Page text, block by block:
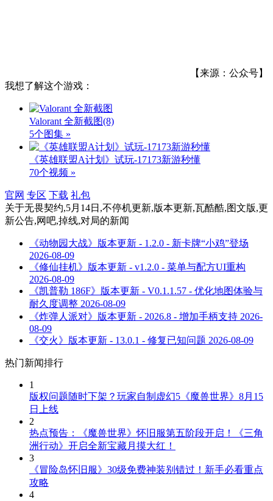
【来源：公众号】
我想了解这个游戏：
Valorant 全新截图(8)
5个图集 »
《英雄联盟A计划》试玩-17173新游秒懂
70个视频 »
官网 专区 下载 礼包
关于无畏契约,5月14日,不停机更新,版本更新,瓦酷酷,图文版,更
新公告,网吧,掉线,对局的新闻
《动物园大战》版本更新 - 1.2.0 - 新卡牌“小鸡”登场
2026-08-09
《修仙挂机》版本更新 - v1.2.0 - 菜单与配方UI重构
2026-08-09
《凯普勒 186F》版本更新 - V0.1.1.57 - 优化地图体验与
耐久度调整 2026-08-09
《炸弹人派对》版本更新 - 2026.8 - 增加手柄支持 2026-
08-09
《交火》版本更新 - 13.0.1 - 修复已知问题 2026-08-09
热门新闻排行
1
版权问题随时下架？玩家自制虚幻5《魔兽世界》8月15
日上线
2
热点预告：《魔兽世界》怀旧服第五阶段开启！《三角
洲行动》开启全新宝藏月摸大红！
3
《冒险岛怀旧服》30级免费神装别错过！新手必看重点
攻略
4